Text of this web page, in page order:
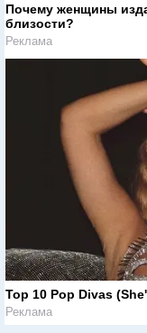
Почему женщины
близости?
Реклама
Top 10 Pop Divas
Реклама